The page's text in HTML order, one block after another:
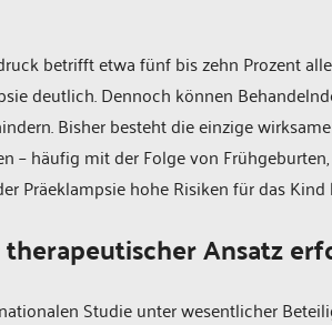
betrifft etwa fünf bis zehn Prozent
deutlich. Dennoch können
Bisher besteht die einzige
– häufig mit der Folge von
Präeklampsie hohe Risiken für das Kind
Ansatz
Studie unter wesentlicher